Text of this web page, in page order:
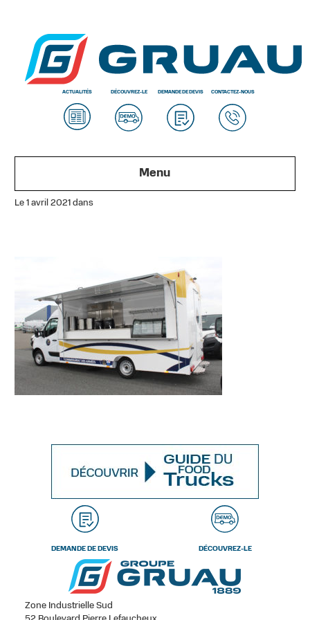
ACTUALITÉS DÉCOUVREZ-LE DEMANDE DE DEVIS CONTACTEZ-NOUS
Menu
Le 1 avril 2021 dans
DEMANDE DE DEVIS DÉCOUVREZ-LE
Zone Industrielle Sud